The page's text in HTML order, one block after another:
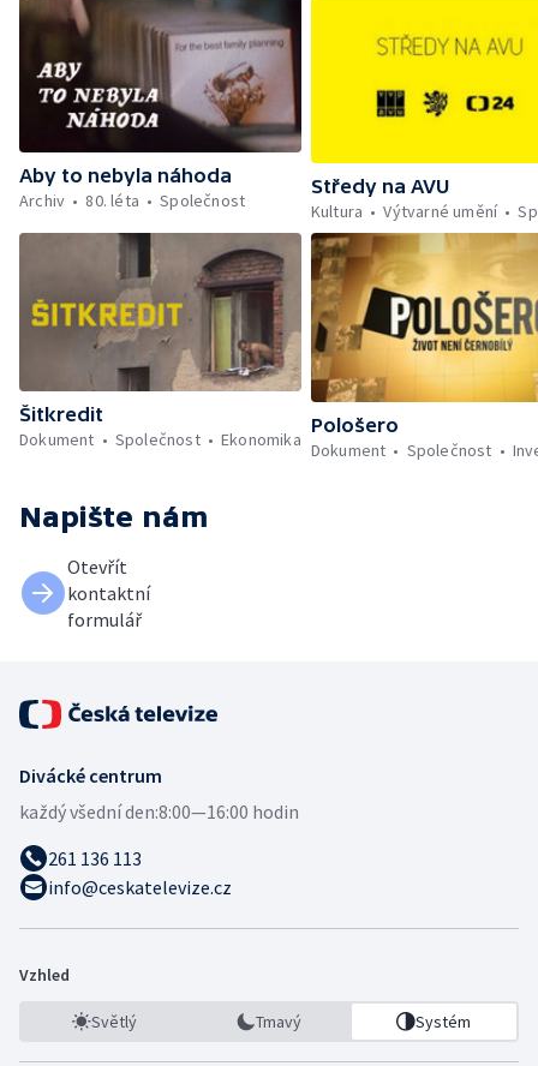
Aby to nebyla náhoda
Archiv
80. léta Společnost
Středy na AVU
Kultura
Výtvarné umění
Šitkredit
Dokument
Společnost Ekonomika
Pološero
Dokument
Společnost
Napište nám
Otevřít
kontaktní
formulář
Divácké centrum
každý všední den:8:00—16:00 hodin
261 136 113
info@ceskatelevize.cz
Vzhled
Světlý Tmavý Systém